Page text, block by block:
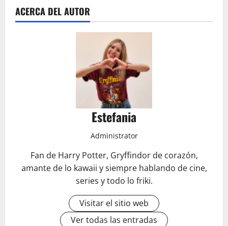
ACERCA DEL AUTOR
Estefania
Administrator
Fan de Harry Potter, Gryffindor de corazón,
amante de lo kawaii y siempre hablando de cine,
series y todo lo friki.
Visitar el sitio web
Ver todas las entradas